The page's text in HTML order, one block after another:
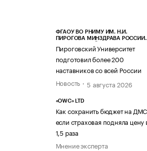
ФГАОУ ВО РНИМУ ИМ. Н.И.
ПИРОГОВА МИНЗДРАВА РОССИИ
Пироговский Университет
подготовил более 200
наставников со всей России
Новость
5 августа 2026
«OWC» LTD
Как сохранить бюджет на
если страховая подняла цену
1,5 раза
Мнение эксперта